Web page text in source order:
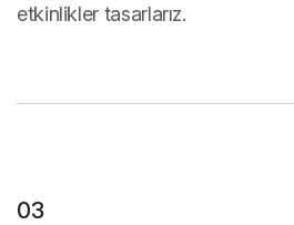
etkinlikler tasarlarız.
03